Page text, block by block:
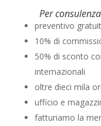
Per
preventivo
10% di
50% di sconto
internazionali
oltre dieci mila
ufficio e
fatturiamo la